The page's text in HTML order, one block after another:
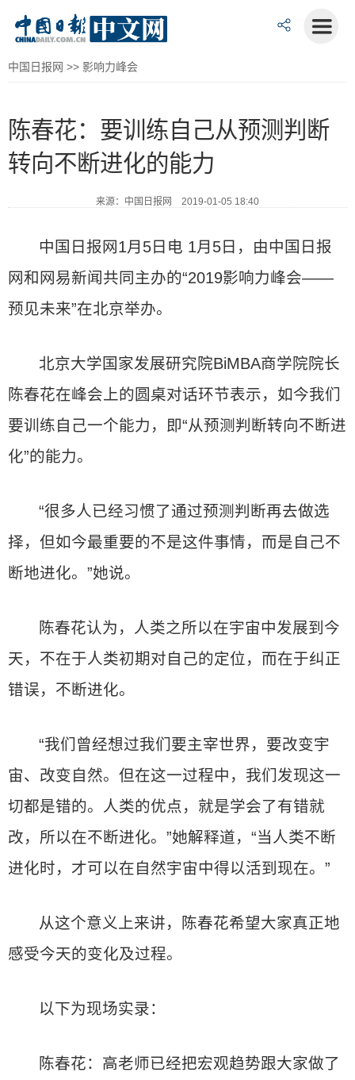
中国日报网 >> 影响力峰会
陈春花：要训练自己从预测判断
转向不断进化的能力
来源：中国日报网 2019-01-05 18:40
中国日报网1月5日电 1月5日，由中国日报
网和网易新闻共同主办的“2019影响力峰会——
预见未来”在北京举办。
北京大学国家发展研究院BiMBA商学院院长
陈春花在峰会上的圆桌对话环节表示，如今我们
要训练自己一个能力，即“从预测判断转向不断进
化”的能力。
“很多人已经习惯了通过预测判断再去做选
择，但如今最重要的不是这件事情，而是自己不
断地进化。”她说。
陈春花认为，人类之所以在宇宙中发展到今
天，不在于人类初期对自己的定位，而在于纠正
错误，不断进化。
“我们曾经想过我们要主宰世界，要改变宇
宙、改变自然。但在这一过程中，我们发现这一
切都是错的。人类的优点，就是学会了有错就
改，所以在不断进化。”她解释道，“当人类不断
进化时，才可以在自然宇宙中得以活到现在。”
从这个意义上来讲，陈春花希望大家真正地
感受今天的变化及过程。
以下为现场实录：
陈春花：高老师已经把宏观趋势跟大家做了